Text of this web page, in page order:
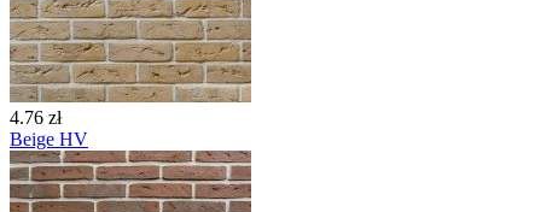
4.76 zł
Beige HV